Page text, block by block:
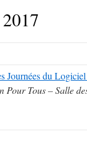
Journées du
Pour Tous – Salle